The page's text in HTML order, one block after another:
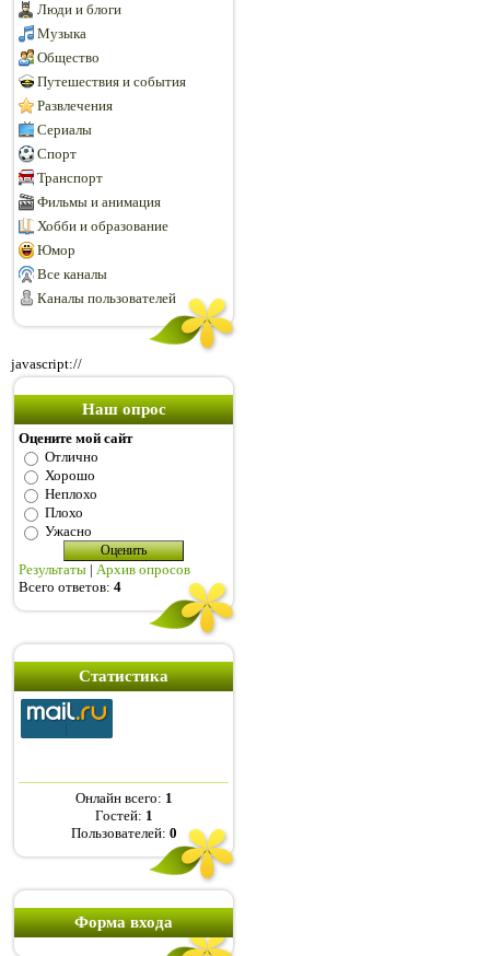
Люди и блоги
Музыка
Общество
Путешествия и события
Развлечения
Сериалы
Спорт
Транспорт
Фильмы и анимация
Хобби и образование
Юмор
Все каналы
Каналы пользователей
javascript://
Наш опрос
Оцените мой сайт
Отлично
Хорошо
Неплохо
Плохо
Ужасно
Результаты | Архив опросов
Всего ответов: 4
Статистика
Онлайн всего: 1
Гостей: 1
Пользователей: 0
Форма входа